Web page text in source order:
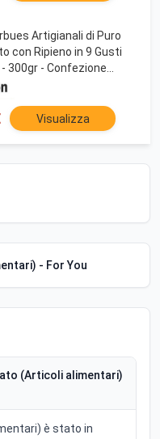
Artigianali di Puro
con Ripieno in 9 Gusti
300gr - Confezione
Confettata,
Visualizza
- For You
(Articoli alimentari)
è stato in